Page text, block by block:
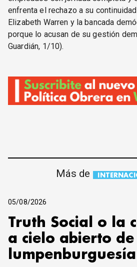
enfrenta el rechazo a su
Elizabeth Warren y la bancada
porque lo acusan de su gestión
Guardián, 1/10).
Más de
05/08/2026
Truth Social o la
a cielo abierto
lumpenburguesía